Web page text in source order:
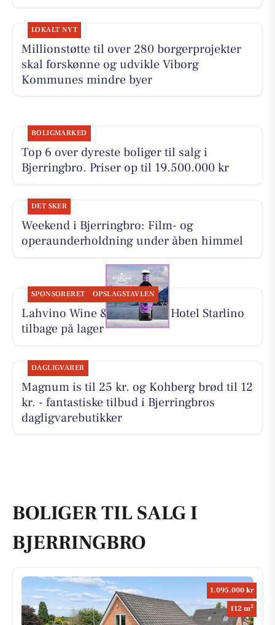
LOKALT NYT
Millionstøtte til over 280 borgerprojekter
skal forskønne og udvikle Viborg
Kommunes mindre byer
BOLIGMARKED
Top 6 over dyreste boliger til salg i
Bjerringbro. Priser op til 19.500.000 kr
DET SKER
Weekend i Bjerringbro: Film- og
operaunderholdning under åben himmel
SPONSORERET OPSLAGSTAVLEN
Lahvino Wine & Spirits har Hotel Starlino
tilbage på lager
DAGLIGVARER
Magnum is til 25 kr. og Kohberg brød til 12
kr. - fantastiske tilbud i Bjerringbros
dagligvarebutikker
BOLIGER TIL SALG I
BJERRINGBRO
1.095.000 kr
112 m2